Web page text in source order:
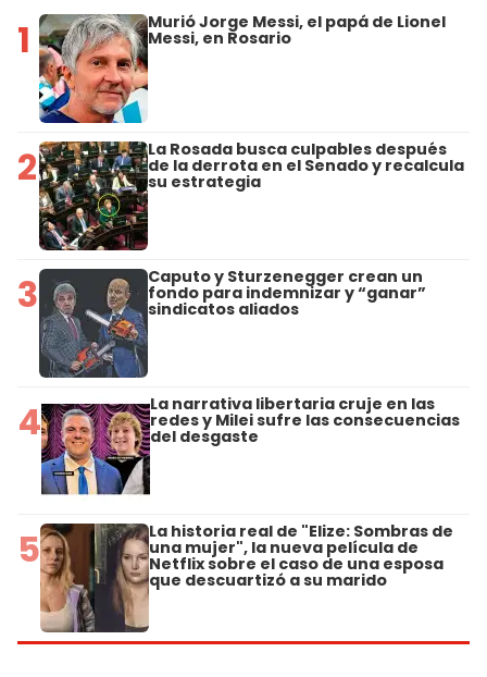
1 Murió Jorge Messi, el papá de Lionel
Messi, en Rosario
2 La Rosada busca culpables después
de la derrota en el Senado y recalcula
su estrategia
3 Caputo y Sturzenegger crean un
fondo para indemnizar y “ganar”
sindicatos aliados
4 La narrativa libertaria cruje en las
redes y Milei sufre las consecuencias
del desgaste
5 La historia real de "Elize: Sombras de
una mujer", la nueva película de
Netflix sobre el caso de una esposa
que descuartizó a su marido